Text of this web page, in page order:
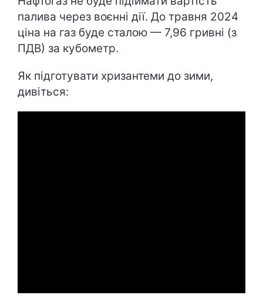
палива через воєнні дії. До травня 2024
ціна на газ буде сталою — 7,96 гривні (з
ПДВ) за кубометр.
Як підготувати хризантеми до зими,
дивіться: